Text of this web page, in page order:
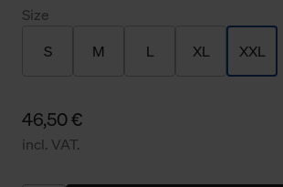
Size
S M L XL XXL
46,50 €
incl. VAT.